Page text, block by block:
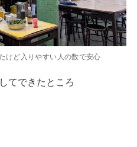
けど入りやすい人の数で安心
てできたところ